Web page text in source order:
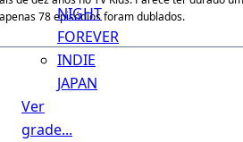
NIGHT
FOREVER
INDIE
JAPAN
Ver
grade...
78 episódios foram dublados.